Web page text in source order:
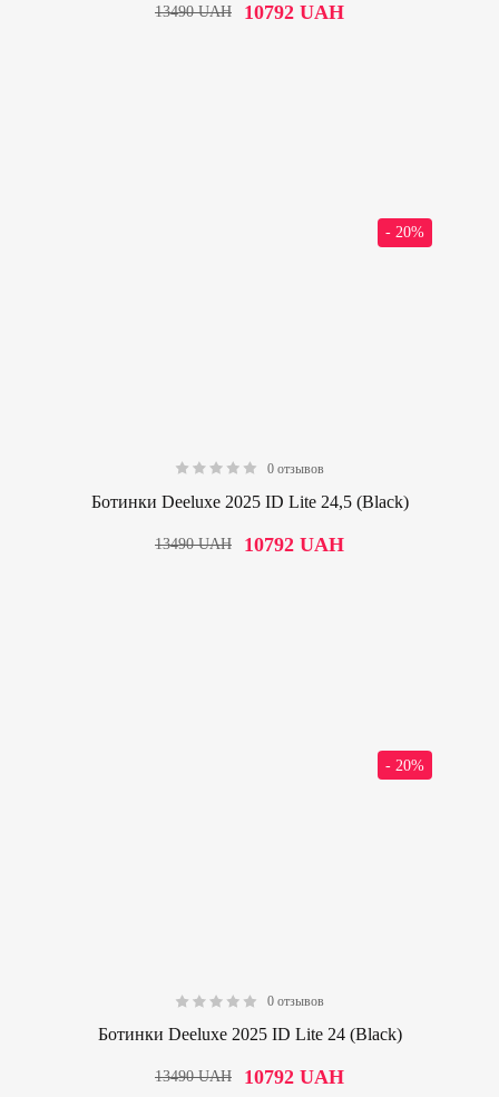
10792UAH
13490UAH
- 20%
0 отзывов
Ботинки Deeluxe 2025 ID Lite 24,5 (Black)
10792UAH
13490UAH
- 20%
0 отзывов
Ботинки Deeluxe 2025 ID Lite 24 (Black)
10792UAH
13490UAH